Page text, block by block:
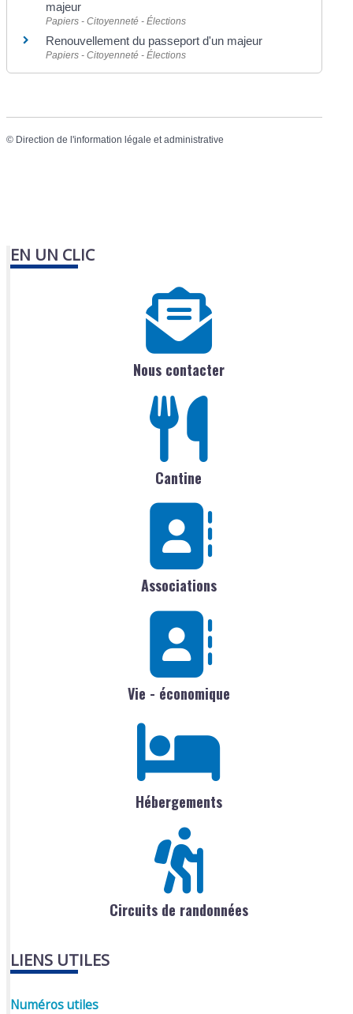
majeur
Papiers - Citoyenneté - Élections
Renouvellement du passeport d'un majeur
Papiers - Citoyenneté - Élections
© Direction de l'information légale et administrative
EN UN CLIC
Nous contacter
Cantine
Associations
Vie - économique
Hébergements
Circuits de randonnées
LIENS UTILES
Numéros utiles